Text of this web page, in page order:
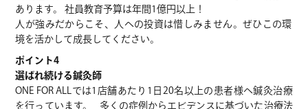
あります。 社員教育予算は年間1億円以上！
人が強みだからこそ、人への投資は惜しみません。ぜひこの環
境を活かして成長してください。
ポイント4
選ばれ続ける鍼灸師
ONE FOR ALLでは1店舗あたり1日20名以上の患者様へ鍼灸治療
を行っています。 多くの症例からエビデンスに基づいた治療法